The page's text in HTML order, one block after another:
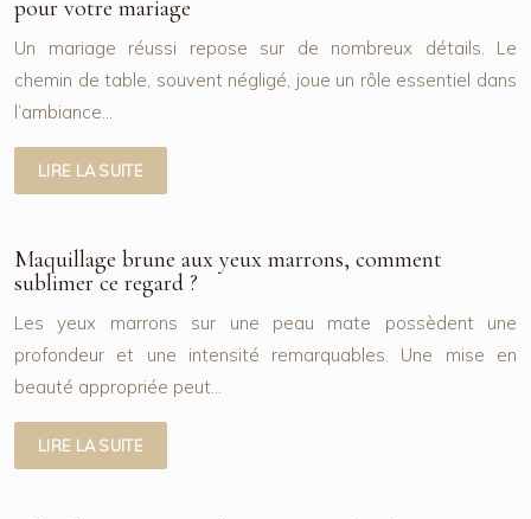
pour votre mariage
Un mariage réussi repose sur de nombreux détails. Le
chemin de table, souvent négligé, joue un rôle essentiel dans
l’ambiance…
LIRE LA SUITE
Maquillage brune aux yeux marrons, comment
sublimer ce regard ?
Les yeux marrons sur une peau mate possèdent une
profondeur et une intensité remarquables. Une mise en
beauté appropriée peut…
LIRE LA SUITE